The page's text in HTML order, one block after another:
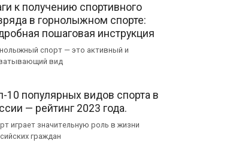
к получению спортивного
в горнолыжном спорте:
пошаговая инструкция
спорт — это активный и
вид
10 популярных видов спорта в
— рейтинг 2023 года.
играет значительную роль в жизни
граждан